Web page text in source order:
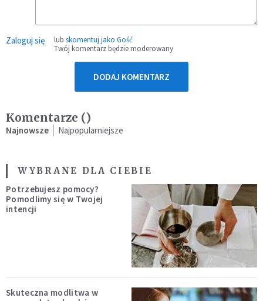
Zaloguj się lub skomentuj jako Gość
Twój komentarz będzie moderowany
DODAJ KOMENTARZ
Komentarze ()
Najnowsze Najpopularniejsze
WYBRANE DLA CIEBIE
Potrzebujesz pomocy?
Pomodlimy się w Twojej
intencji
Skuteczna modlitwa w